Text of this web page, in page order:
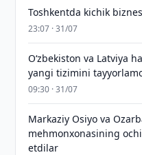
Toshkentda kichik
23:07 · 31/07
Oʻzbekiston va Latviya
yangi tizimini
09:30 · 31/07
Markaziy Osiyo va
mehmonxonasining
etdilar